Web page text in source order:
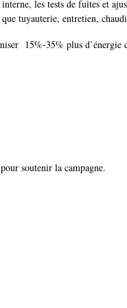
les tests de fuites et
tuyauterie, entretien,
15%-35% plus d’énergie
soutenir la campagne.